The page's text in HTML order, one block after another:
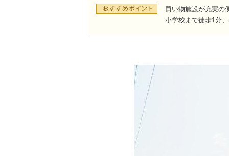
買い物施設が充実の
小学校まで徒歩1分